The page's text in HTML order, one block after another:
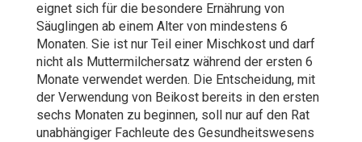
eignet sich für die besondere Ernährung von
Säuglingen ab einem Alter von mindestens 6
Monaten. Sie ist nur Teil einer Mischkost und darf
nicht als Muttermilchersatz während der ersten 6
Monate verwendet werden. Die Entscheidung, mit
der Verwendung von Beikost bereits in den ersten
sechs Monaten zu beginnen, soll nur auf den Rat
unabhängiger Fachleute des Gesundheitswesens